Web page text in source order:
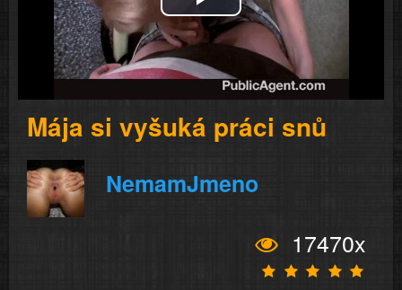
Play
Video
Mája si vyšuká práci snů
NemamJmeno
17470x